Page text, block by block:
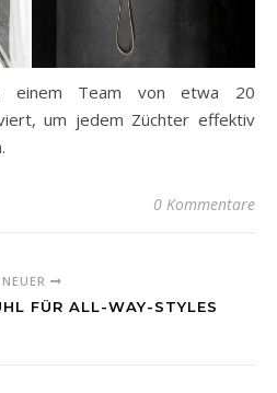
einem Team von etwa 20
um jedem Züchter effektiv
0 Kommentare
NEUER
FÜR ALL-WAY-STYLES